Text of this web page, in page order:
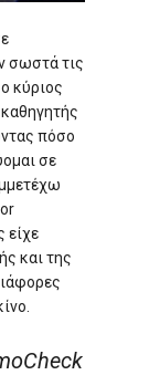
σωστά τις
κύριος
πόσο
σε
είχε
και της